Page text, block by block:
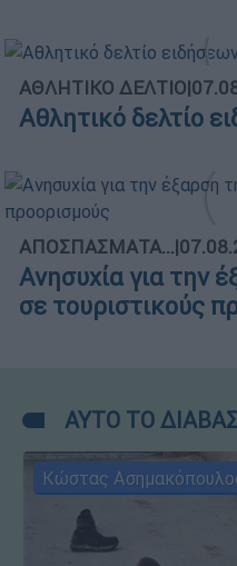
ΑΘΛΗΤΙΚΟ ΔΕΛΤΙΟ|
Αθλητικό δελτίο
ΑΠΟΣΠΑΣΜΑΤΑ...|
Ανησυχία για την
σε τουριστικούς
ΑΥΤΟ ΤΟ
Κώστας